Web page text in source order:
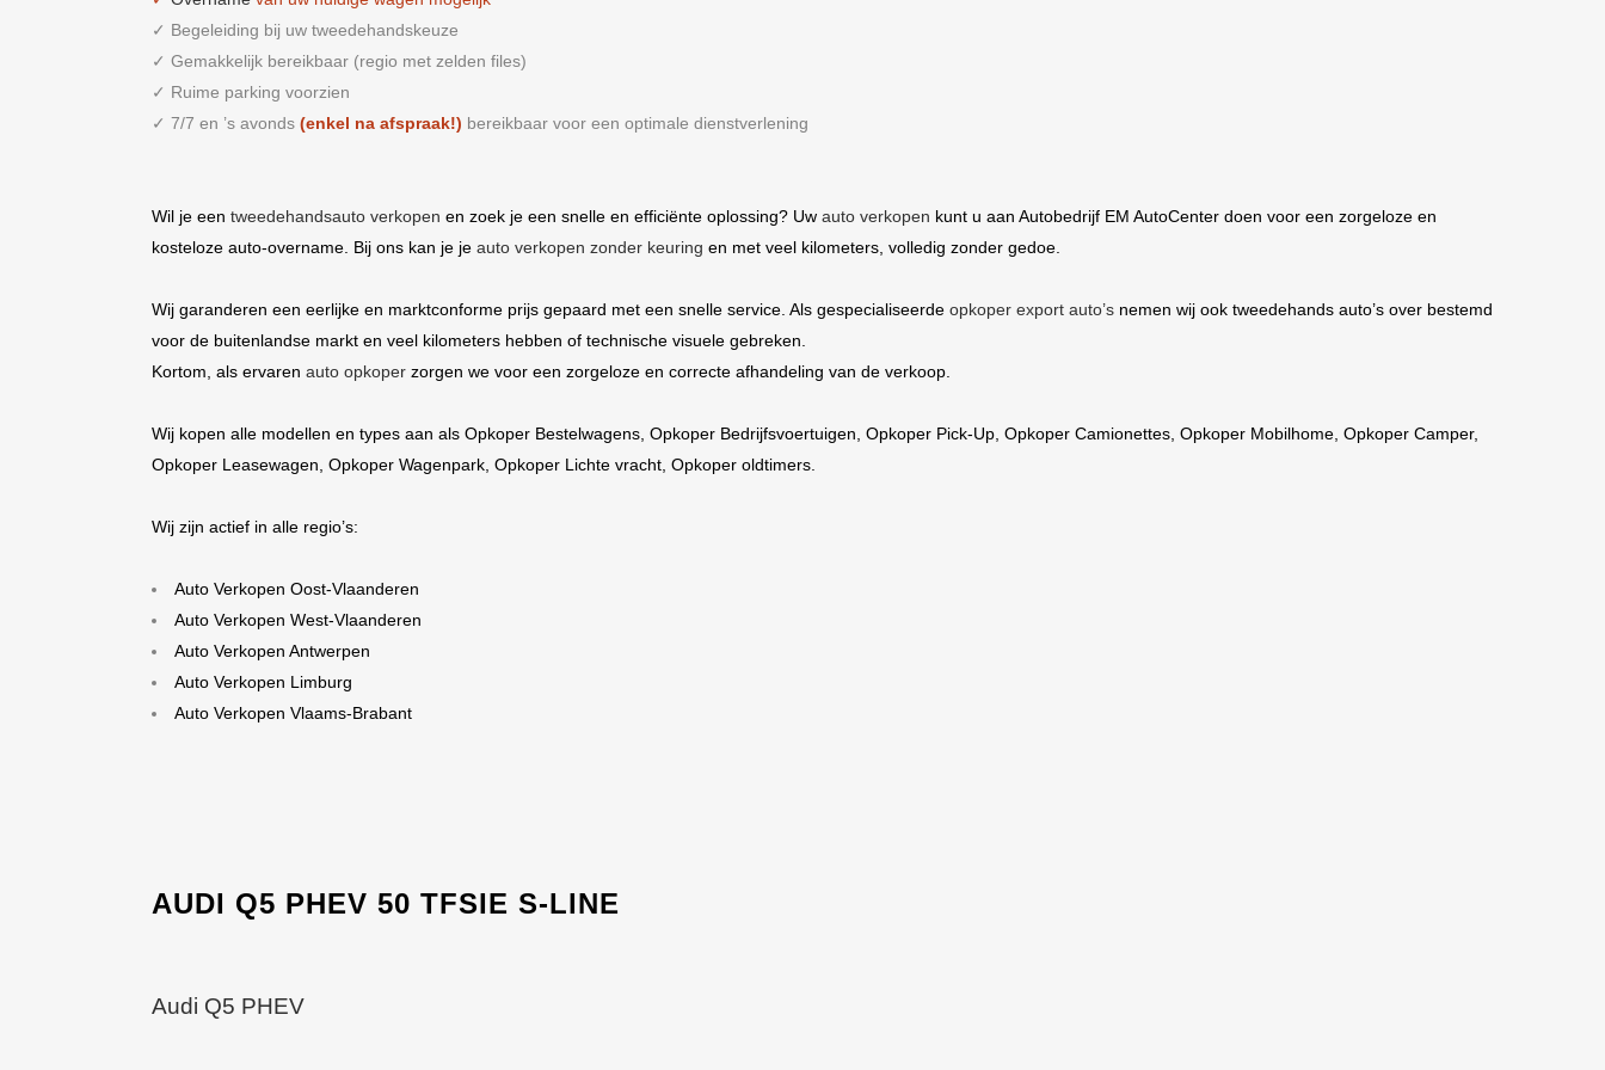
✓ Begeleiding bij uw tweedehandskeuze
✓ Gemakkelijk bereikbaar (regio met zelden files)
✓ Ruime parking voorzien
✓ 7/7 en ’s avonds (enkel na afspraak!) bereikbaar voor een optimale dienstverlening
Wil je een tweedehandsauto verkopen en zoek je een snelle en efficiënte oplossing? Uw auto verkopen kunt u aan Autobedrijf EM AutoCenter doen voor een zorgeloze en
kosteloze auto-overname. Bij ons kan je je auto verkopen zonder keuring en met veel kilometers, volledig zonder gedoe.
Wij garanderen een eerlijke en marktconforme prijs gepaard met een snelle service. Als gespecialiseerde opkoper export auto’s nemen wij ook tweedehands auto’s over bestemd
voor de buitenlandse markt en veel kilometers hebben of technische visuele gebreken.
Kortom, als ervaren auto opkoper zorgen we voor een zorgeloze en correcte afhandeling van de verkoop.
Wij kopen alle modellen en types aan als Opkoper Bestelwagens, Opkoper Bedrijfsvoertuigen, Opkoper Pick-Up, Opkoper Camionettes, Opkoper Mobilhome, Opkoper Camper,
Opkoper Leasewagen, Opkoper Wagenpark, Opkoper Lichte vracht, Opkoper oldtimers.
Wij zijn actief in alle regio’s:
Auto Verkopen Oost-Vlaanderen
Auto Verkopen West-Vlaanderen
Auto Verkopen Antwerpen
Auto Verkopen Limburg
Auto Verkopen Vlaams-Brabant
AUDI Q5 PHEV 50 TFSIE S-LINE
Audi Q5 PHEV